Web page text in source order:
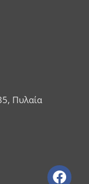
Πυλαία